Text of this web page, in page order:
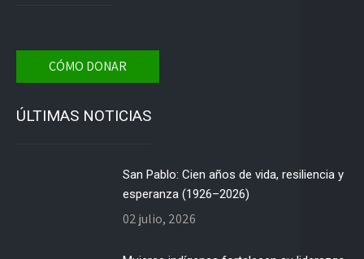
CÓMO DONAR
ÚLTIMAS NOTICIAS
San Pablo: Cien años de vida, resiliencia y
esperanza (1926–2026)
02 julio, 2026